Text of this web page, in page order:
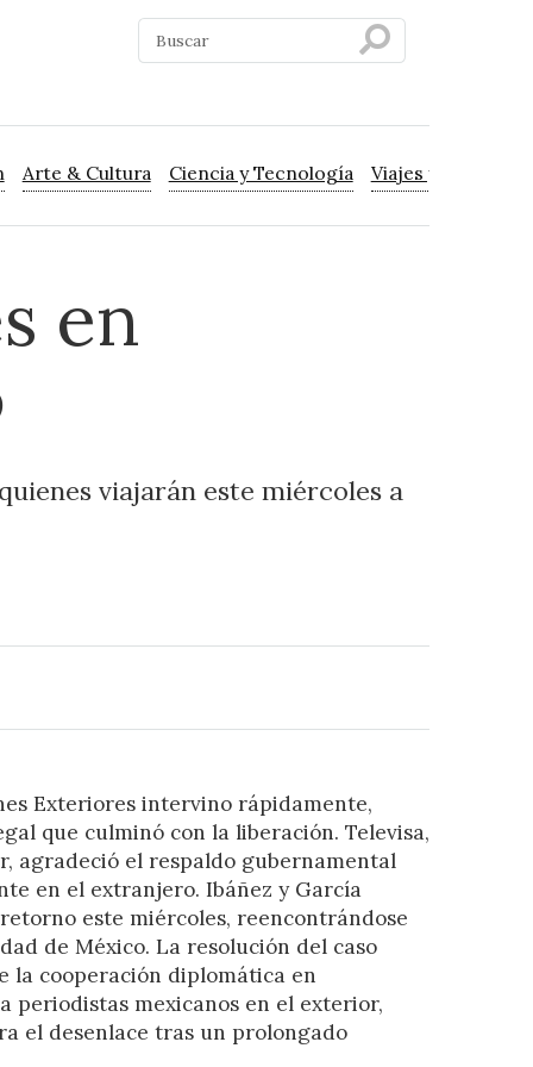
Arte & Cultura Ciencia y Tecnología Viajes y Turismo
en
viajarán este miércoles a
Exteriores intervino rápidamente,
que culminó con la liberación. Televisa,
agradeció el respaldo gubernamental
en el extranjero. Ibáñez y García
este miércoles, reencontrándose
de México. La resolución del caso
la cooperación diplomática en
periodistas mexicanos en el exterior,
el desenlace tras un prolongado